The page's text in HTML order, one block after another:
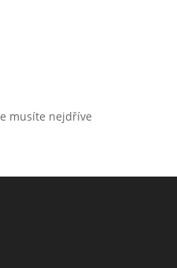
musíte nejdříve